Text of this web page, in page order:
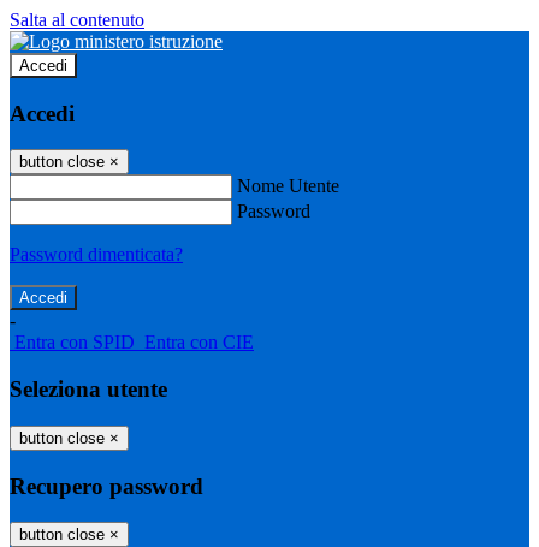
Salta al contenuto
Accedi
Accedi
button close ×
Nome Utente
Password
Password dimenticata?
-
Entra con SPID Entra con CIE
Seleziona utente
button close ×
Recupero password
button close ×